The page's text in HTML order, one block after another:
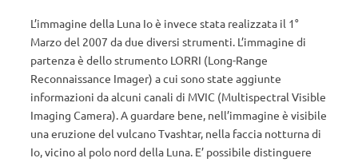
L’immagine della Luna Io è invece stata realizzata il 1°
Marzo del 2007 da due diversi strumenti. L’immagine di
partenza è dello strumento LORRI (Long-Range
Reconnaissance Imager) a cui sono state aggiunte
informazioni da alcuni canali di MVIC (Multispectral Visible
Imaging Camera). A guardare bene, nell’immagine è visibile
una eruzione del vulcano Tvashtar, nella faccia notturna di
Io, vicino al polo nord della Luna. E’ possibile distinguere